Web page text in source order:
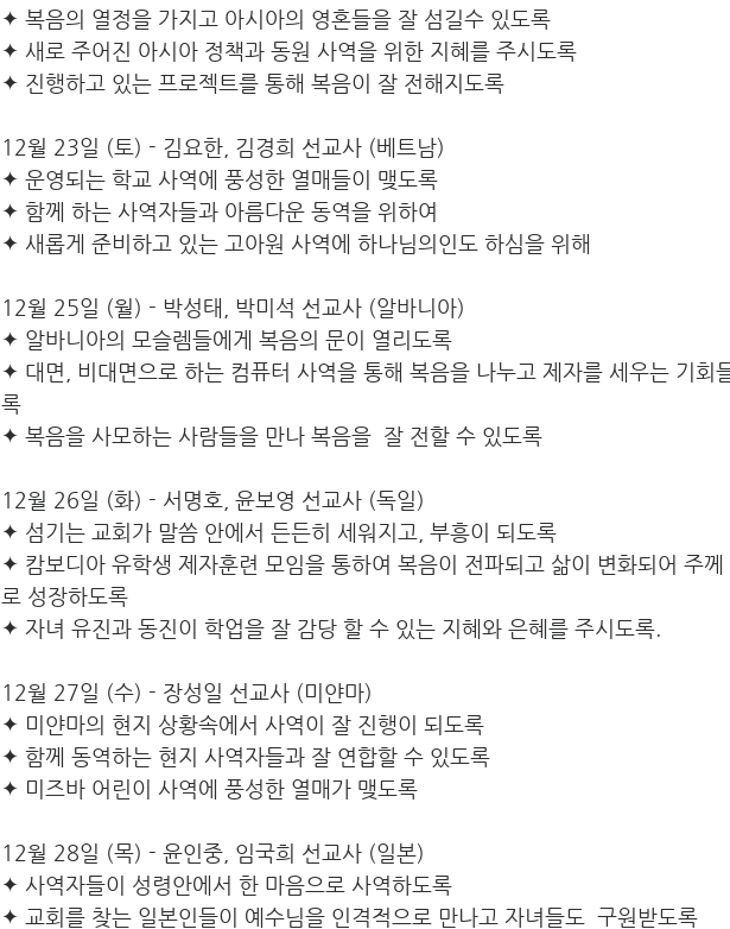
✦ 복음의 열정을 가지고 아시아의 영혼들을 잘 섬길수 있도록
✦ 새로 주어진 아시아 정책과 동원 사역을 위한 지혜를 주시도록
✦ 진행하고 있는 프로젝트를 통해 복음이 잘 전해지도록
12월 23일 (토) - 김요한, 김경희 선교사 (베트남)
✦ 운영되는 학교 사역에 풍성한 열매들이 맺도록
✦ 함께 하는 사역자들과 아름다운 동역을 위하여
✦ 새롭게 준비하고 있는 고아원 사역에 하나님의인도 하심을 위해
12월 25일 (월) - 박성태, 박미석 선교사 (알바니아)
✦ 알바니아의 모슬렘들에게 복음의 문이 열리도록
✦ 대면, 비대면으로 하는 컴퓨터 사역을 통해 복음을 나누고 제자를 세우는 기회
록
✦ 복음을 사모하는 사람들을 만나 복음을  잘 전할 수 있도록
12월 26일 (화) - 서명호, 윤보영 선교사 (독일)
✦ 섬기는 교회가 말씀 안에서 든든히 세워지고, 부흥이 되도록
✦ 캄보디아 유학생 제자훈련 모임을 통하여 복음이 전파되고 삶이 변화되어 주
로 성장하도록
✦ 자녀 유진과 동진이 학업을 잘 감당 할 수 있는 지혜와 은혜를 주시도록.
12월 27일 (수) - 장성일 선교사 (미얀마)
✦ 미얀마의 현지 상황속에서 사역이 잘 진행이 되도록
✦ 함께 동역하는 현지 사역자들과 잘 연합할 수 있도록
✦ 미즈바 어린이 사역에 풍성한 열매가 맺도록
12월 28일 (목) - 윤인중, 임국희 선교사 (일본)
✦ 사역자들이 성령안에서 한 마음으로 사역하도록
✦ 교회를 찾는 일본인들이 예수님을 인격적으로 만나고 자녀들도  구원받도록